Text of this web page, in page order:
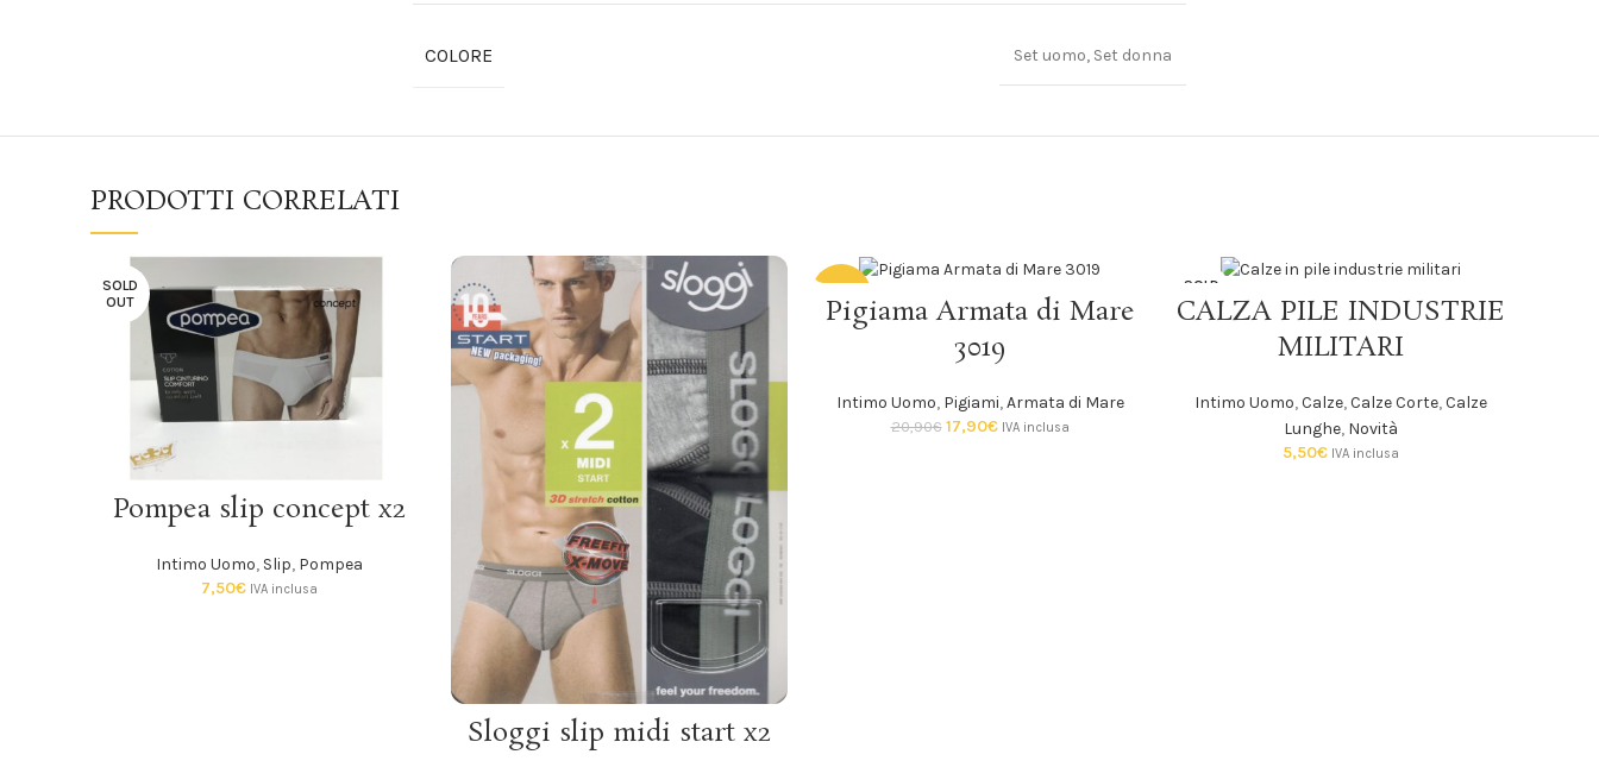
COLORE Set uomo, Set donna
PRODOTTI CORRELATI
SOLD
OUT
SCEGLI
Pompea slip concept x2
Intimo Uomo, Slip, Pompea
7,50€ IVA inclusa
Sloggi slip midi start x2
Pigiama Armata di Mare
3019
Intimo Uomo, Pigiami,Armata di Mare
20,90€ 17,90€ IVA inclusa
SOLD
OUT
CALZA PILE INDUSTRIE
MILITARI
Intimo Uomo,Calze,Calze Corte,Calze
Lunghe, Novità
5,50€ IVA inclusa